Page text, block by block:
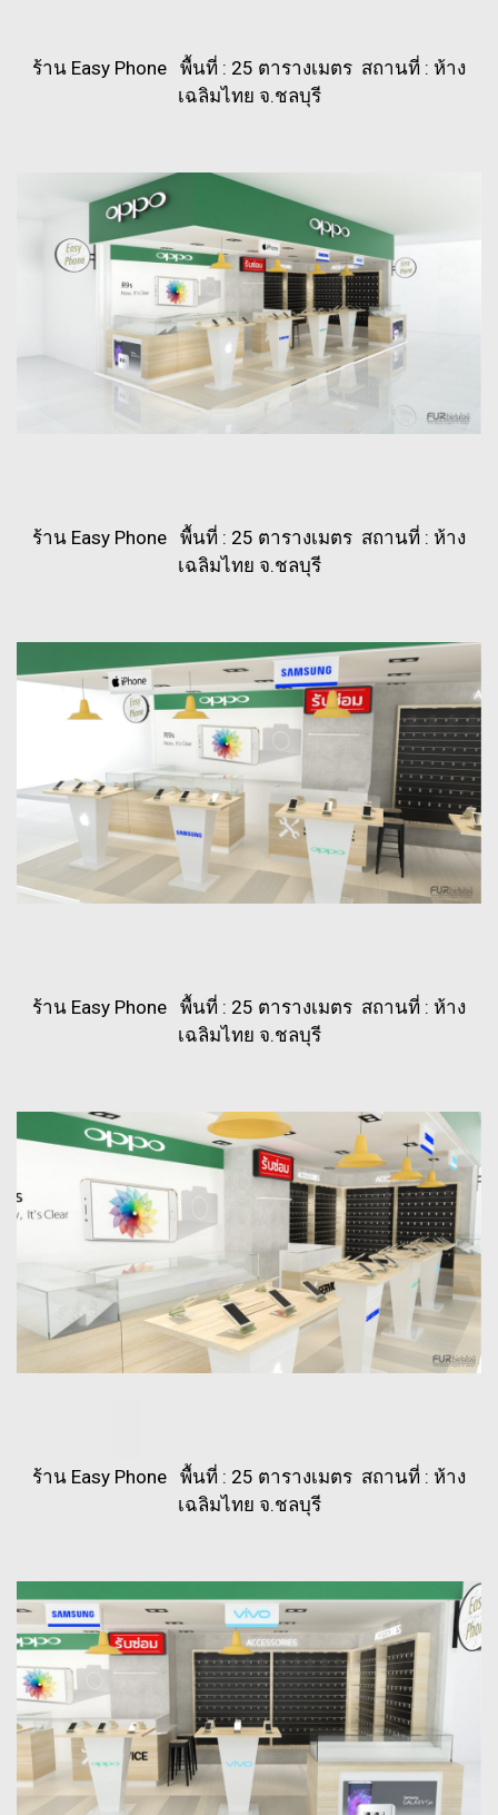
ร้าน Easy Phone พื้นที่ : 25 ตารางเมตร สถานที่ : ห้าง
เฉลิมไทย จ.ชลบุรี
ร้าน Easy Phone พื้นที่ : 25 ตารางเมตร สถานที่ : ห้าง
เฉลิมไทย จ.ชลบุรี
ร้าน Easy Phone พื้นที่ : 25 ตารางเมตร สถานที่ : ห้าง
เฉลิมไทย จ.ชลบุรี
ร้าน Easy Phone พื้นที่ : 25 ตารางเมตร สถานที่ : ห้าง
เฉลิมไทย จ.ชลบุรี